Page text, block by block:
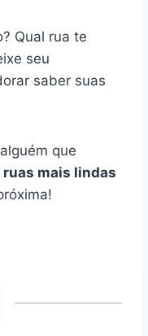
Qual rua te
seu
saber suas
que
ruas mais lindas